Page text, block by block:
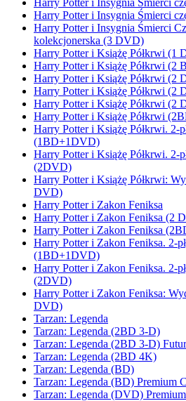
Harry Potter i Insygnia Śmierci
Harry Potter i Insygnia Śmierci
Harry Potter i Insygnia Śmierci
kolekcjonerska (3 DVD)
Harry Potter i Książę Półkrwi (1
Harry Potter i Książę Półkrwi (2
Harry Potter i Książę Półkrwi (2
Harry Potter i Książę Półkrwi (2
Harry Potter i Książę Półkrwi (2
Harry Potter i Książę Półkrwi
Harry Potter i Książę Półkrwi. 2-
(1BD+1DVD)
Harry Potter i Książę Półkrwi. 2-
(2DVD)
Harry Potter i Książę Półkrwi:
DVD)
Harry Potter i Zakon Feniksa
Harry Potter i Zakon Feniksa (2
Harry Potter i Zakon Feniksa
Harry Potter i Zakon Feniksa. 2-
(1BD+1DVD)
Harry Potter i Zakon Feniksa. 2-
(2DVD)
Harry Potter i Zakon Feniksa:
DVD)
Tarzan: Legenda
Tarzan: Legenda (2BD 3-D)
Tarzan: Legenda (2BD 3-D)
Tarzan: Legenda (2BD 4K)
Tarzan: Legenda (BD)
Tarzan: Legenda (BD) Premium
Tarzan: Legenda (DVD)